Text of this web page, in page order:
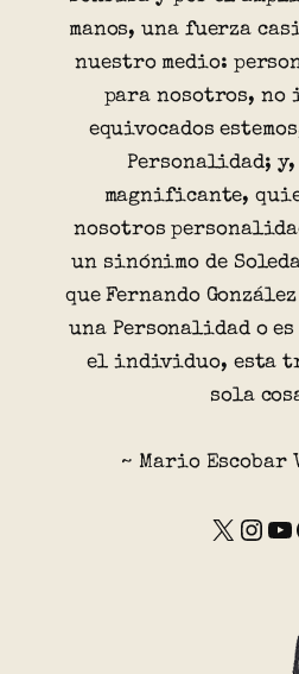
manos, una fuerza
nuestro medio:
para nosotros, no
equivocados
Personalidad;
magnificante,
nosotros
un sinónimo de
que Fernando
una Personalidad o es
el individuo, esta
sola
~ Mario Escobar
X Instagram YouTube